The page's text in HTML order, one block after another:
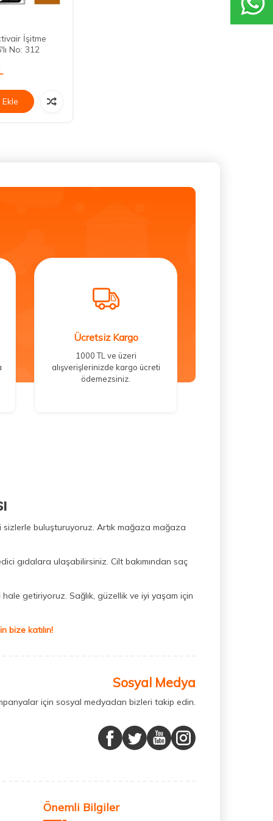
İşitme
No: 312
Ücretsiz Kargo
1000 TL ve üzeri
alışverişlerinizde kargo ücreti
ödemezsiniz.
sizlerle buluşturuyoruz. Artık mağaza mağaza
gıdalara ulaşabilirsiniz. Cilt bakımından saç
getiriyoruz. Sağlık, güzellik ve iyi yaşam için
bize katılın!
Sosyal Medya
için sosyal medyadan bizleri takip edin.
Önemli Bilgiler